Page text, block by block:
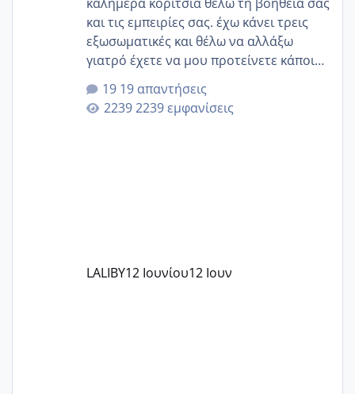
και τις εμπειρίες σας. έχω κάνει τρεις
εξωσωματικές και θέλω να αλλάξω
γιατρό έχετε να μου προτείνετε κάποιον
που μείνατε ευχαριστημένες και είχατε
επιιτυχία? έκανα στο υγεία με τον
ζερβομανωλάκη (δεν το εψαξε καθόλου
19 απαντήσεις
2239 εμφανίσεις
LALIBY12 Ιουνίου12 Ιουν